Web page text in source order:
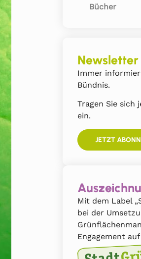
Bücher
Immer
Bündnis.
Tragen Sie
ein.
JETZT
Mit dem Label
bei der
Engagement